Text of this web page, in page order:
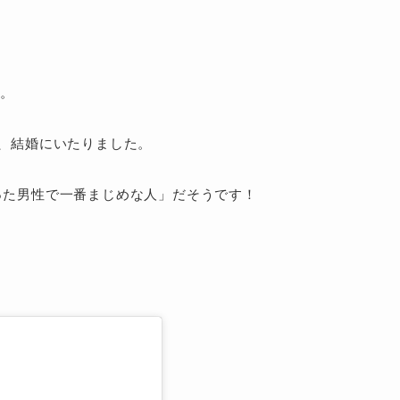
婚にいたりました。
男性で一番まじめな人」だそうです！